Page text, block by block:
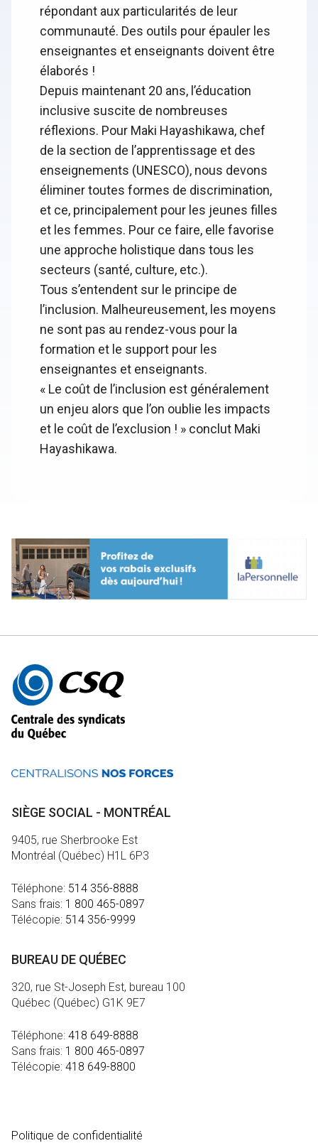
répondant aux particularités de leur
communauté. Des outils pour épauler les
enseignantes et enseignants doivent être
élaborés !
Depuis maintenant 20 ans, l’éducation
inclusive suscite de nombreuses
réflexions. Pour Maki Hayashikawa, chef
de la section de l’apprentissage et des
enseignements (UNESCO), nous devons
éliminer toutes formes de discrimination,
et ce, principalement pour les jeunes filles
et les femmes. Pour ce faire, elle favorise
une approche holistique dans tous les
secteurs (santé, culture, etc.).
Tous s’entendent sur le principe de
l’inclusion. Malheureusement, les moyens
ne sont pas au rendez-vous pour la
formation et le support pour les
enseignantes et enseignants.
« Le coût de l’inclusion est généralement
un enjeu alors que l’on oublie les impacts
et le coût de l’exclusion ! » conclut Maki
Hayashikawa.
Autres
informations
SIÈGE SOCIAL - MONTRÉAL
9405, rue Sherbrooke Est
Montréal (Québec) H1L 6P3
Téléphone: 514 356-8888
Sans frais: 1 800 465-0897
Télécopie: 514 356-9999
BUREAU DE QUÉBEC
320, rue St-Joseph Est, bureau 100
Québec (Québec) G1K 9E7
Téléphone: 418 649-8888
Sans frais: 1 800 465-0897
Télécopie: 418 649-8800
Politique de confidentialité